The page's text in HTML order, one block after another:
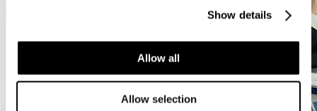
Show details
Allow all
Allow selection